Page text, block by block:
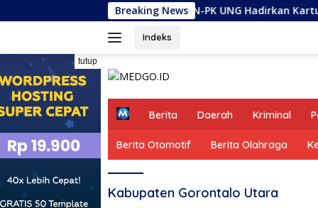
ke
Breaking News
KKN-PK UNG Hadirkan Kartu Pintar
Indeks
tutup
H
m
e
Berita Daerah Kriminal
Berita Otomotif Berita Olahraga
Kabupaten Gorontalo Utara